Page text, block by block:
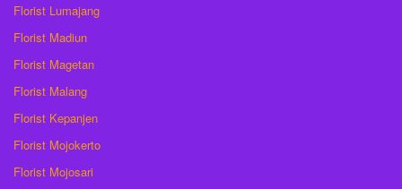
Florist Lumajang
Florist Madiun
Florist Magetan
Florist Malang
Florist Kepanjen
Florist Mojokerto
Florist Mojosari